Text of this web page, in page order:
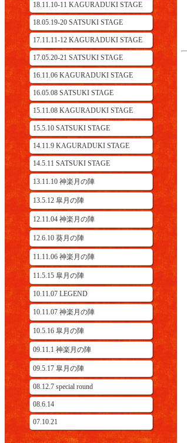
18.11.10-11 KAGURADUKI STAGE
18.05.19-20 SATSUKI STAGE
17.11.11-12 KAGURADUKI STAGE
17.05.20-21 SATSUKI STAGE
16.11.06 KAGURADUKI STAGE
16.05.08 SATSUKI STAGE
15.11.08 KAGURADUKI STAGE
15.5.10 SATSUKI STAGE
14.11.9 KAGURADUKI STAGE
14.5.11 SATSUKI STAGE
13.11.10 神楽月の陣
13.5.12 皐月の陣
12.11.04 神楽月の陣
12.6.10 葵月の陣
11.11.06 神楽月の陣
11.5.15 皐月の陣
10.11.07 LEGEND
10.11.07 神楽月の陣
10.5.16 皐月の陣
09.11.1 神楽月の陣
09.5.17 皐月の陣
08.12.7 special round
08.6.14
07.10.21